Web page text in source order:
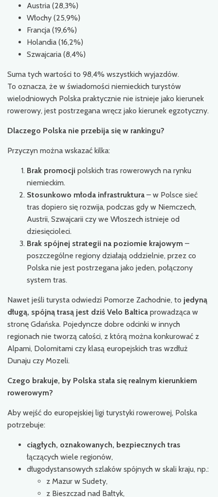
Austria (28,3%)
Włochy (25,9%)
Francja (19,6%)
Holandia (16,2%)
Szwajcaria (8,4%)
Suma tych wartości to 98,4% wszystkich wyjazdów.
To oznacza, że w świadomości niemieckich turystów
wielodniowych Polska praktycznie nie istnieje jako kierunek
rowerowy, jest postrzegana wręcz jako kierunek egzotyczny.
Dlaczego Polska nie przebija się w rankingu?
Przyczyn można wskazać kilka:
Brak promocji polskich tras rowerowych na rynku
niemieckim.
Stosunkowo młoda infrastruktura – w Polsce sieć
tras dopiero się rozwija, podczas gdy w Niemczech,
Austrii, Szwajcarii czy we Włoszech istnieje od
dziesięcioleci.
Brak spójnej strategii na poziomie krajowym –
poszczególne regiony działają oddzielnie, przez co
Polska nie jest postrzegana jako jeden, połączony
system tras.
Nawet jeśli turysta odwiedzi Pomorze Zachodnie, to jedyną
długą, spójną trasą jest dziś Velo Baltica prowadząca w
stronę Gdańska. Pojedyncze dobre odcinki w innych
regionach nie tworzą całości, z którą można konkurować z
Alpami, Dolomitami czy klasą europejskich tras wzdłuż
Dunaju czy Mozeli.
Czego brakuje, by Polska stała się realnym kierunkiem
rowerowym?
Aby wejść do europejskiej ligi turystyki rowerowej, Polska
potrzebuje:
ciągłych, oznakowanych, bezpiecznych tras
łączących wiele regionów,
długodystansowych szlaków spójnych w skali kraju, np.:
z Mazur w Sudety,
z Bieszczad nad Bałtyk,